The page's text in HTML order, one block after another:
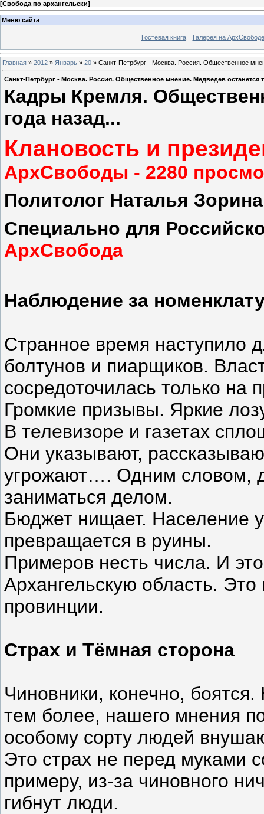
[Свобода по архангельски]
Меню сайта
Гостевая книга Галерея на АрхСвободе
Главная » 2012 » Январь » 20 » Санкт-Петрбург - Москва. Россия. Общественное
Санкт-Петрбург - Москва. Россия. Общественное мнение. Медведев останется
Кадры Кремля.
года назад...
Клановость и
АрхСвободы - 2280
Политолог Наталья
Специально для
АрхСвобода
Наблюдение за
Странное время наступило
болтунов и пиарщиков.
сосредоточилась только на
Громкие призывы. Яркие
В телевизоре и газетах
Они указывают,
угрожают…. Одним словом,
заниматься делом.
Бюджет нищает. Население
превращается в руины.
Примеров несть числа. И
Архангельскую область.
провинции.
Страх и Тёмная сторона
Чиновники, конечно,
тем более, нашего мнения
особому сорту людей
Это страх не перед муками
примеру, из-за чиновного
гибнут люди.